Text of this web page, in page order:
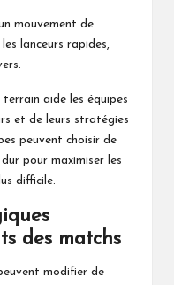
mouvement de
lanceurs rapides,
aide les équipes
et de leurs stratégies
peuvent choisir de
pour maximiser les
difficile.
des matchs
modifier de